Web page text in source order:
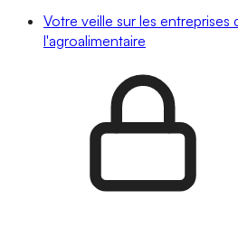
Votre veille sur les entreprises
l'agroalimentaire